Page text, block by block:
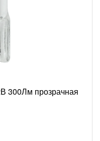
300Лм прозрачная